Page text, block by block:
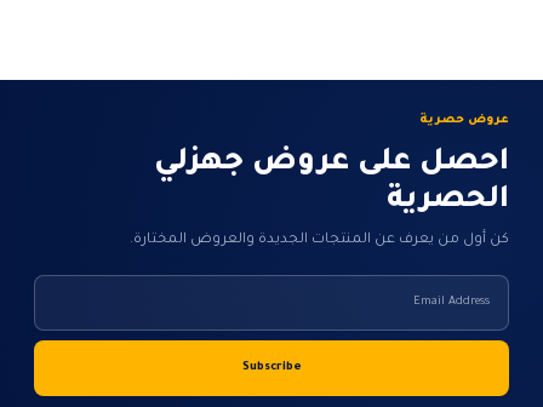
صفحة
عروض حصرية
احصل على عروض جهزلي
الحصرية
كن أول من يعرف عن المنتجات الجديدة والعروض المختارة.